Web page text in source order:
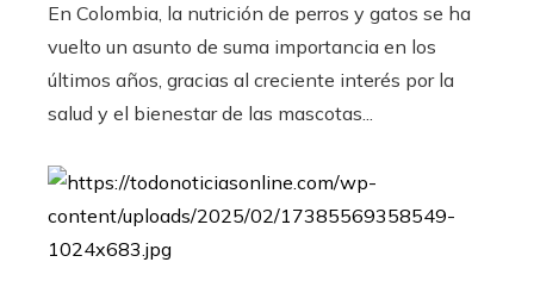
En Colombia, la nutrición de perros y gatos se ha
vuelto un asunto de suma importancia en los
últimos años, gracias al creciente interés por la
salud y el bienestar de las mascotas...